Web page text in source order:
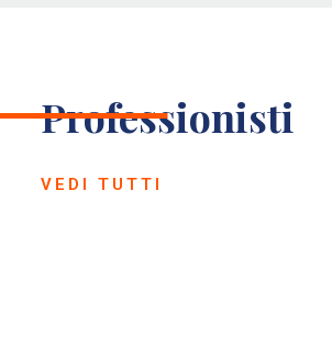
Professionisti
VEDI TUTTI